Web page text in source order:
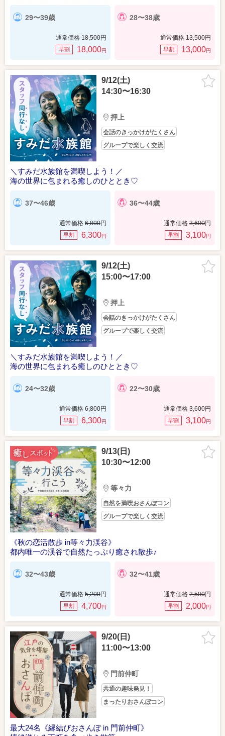
29〜39歳
通常価格 18,500円
早割 18,000円
28〜38歳
通常価格 13,500円
早割 13,000円
9/12(土)
14:30〜16:30
押上
会話のきっかけがたくさん
グループで楽しく交流
＼すみだ水族館を満喫しよう！／
海の世界に包まれる癒しのひととき♡
37〜46歳
通常価格 6,800円
早割 6,300円
36〜44歳
通常価格 3,600円
早割 3,100円
9/12(土)
15:00〜17:00
押上
会話のきっかけがたくさん
グループで楽しく交流
＼すみだ水族館を満喫しよう！／
海の世界に包まれる癒しのひととき♡
24〜32歳
通常価格 6,800円
早割 6,300円
22〜30歳
通常価格 3,600円
早割 3,100円
9/13(日)
10:30〜12:00
等々力
自然を満喫おさんぽコン
グループで楽しく交流
《秋の恋活散歩 in等々力渓谷》
都内唯一の渓谷で自然たっぷり癒され散歩♪
32〜43歳
通常価格 5,200円
早割 4,700円
32〜41歳
通常価格 2,500円
早割 2,000円
9/20(日)
11:00〜13:00
門前仲町
共通の趣味発見！
まったりおさんぽコン
最大24名《縁結びおさんぽ in 門前仲町》